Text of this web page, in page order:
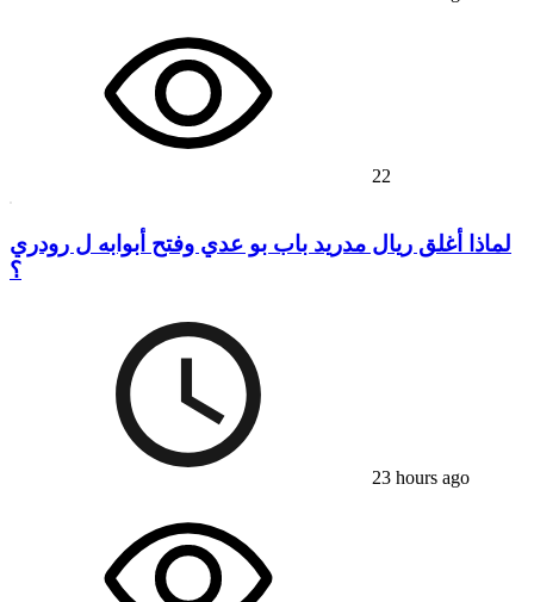
22
لماذا أغلق ريال مدريد باب بو عدي وفتح أبوابه ل رودري
؟
23 hours ago